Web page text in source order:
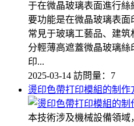
于在微晶玻璃表面進行
要功能是在微晶玻璃表面
常見于玻璃工藝品、建
分輕薄高遮蓋微晶玻璃
印...
2025-03-14 訪問量：7
燙印色帶打印模組的制作
本技術涉及機械設備領